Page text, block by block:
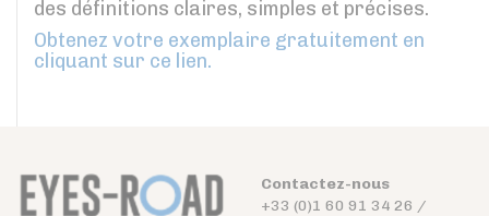
des définitions claires, simples et précises.
Obtenez votre exemplaire gratuitement en
cliquant sur ce lien.
Contactez-nous
+33 (0)1 60 91 34 26 /